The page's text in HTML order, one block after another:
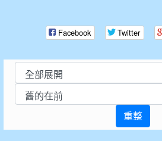
Facebook Twitter
重整